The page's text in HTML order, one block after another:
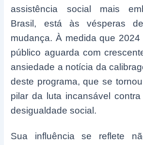
assistência social mais
Brasil, está às vésperas
mudança. À medida que
público aguarda com
ansiedade a notícia da
deste programa, que se
pilar da luta incansável
desigualdade social.
Sua influência se reflete